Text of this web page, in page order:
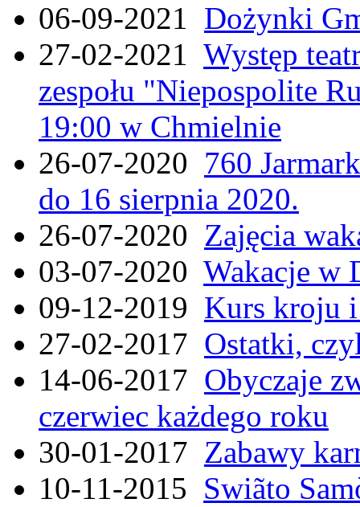
06-09-2021 Dożynki
27-02-2021 Występ
zespołu "Niepospolite
19:00 w Chmielnie
26-07-2020 760
do 16 sierpnia 2020.
26-07-2020 Zajęcia
03-07-2020 Wakacje w
09-12-2019 Kurs kroju i
27-02-2017 Ostatki,
14-06-2017 Obyczaje
czerwiec każdego roku
30-01-2017 Zabawy
10-11-2015 Swiãto